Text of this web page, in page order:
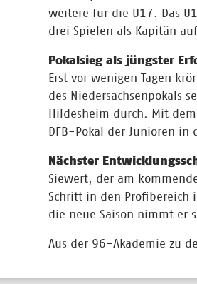
weitere für die U17. Das
drei Spielen als Kapitän
Pokalsieg als jüngster
Erst vor wenigen Tagen
des Niedersachsenpokals
Hildesheim durch. Mit
DFB-Pokal der Junioren in
Nächster
Siewert, der am
Schritt in den Profibereich
die neue Saison nimmt er
Aus der 96-Akademie zu